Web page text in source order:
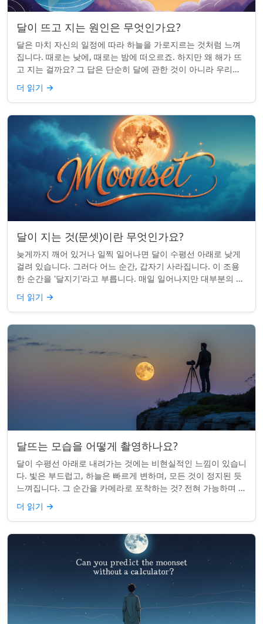
달이 뜨고 지는 원인은 무엇인가요?
달은 마치 자신의 일정에 따라 하늘을 가로지르는 것처럼 느껴
집니다. 때로는 낮에, 때로는 밤에 떠오르죠. 하지만 왜 해가 뜨
고 지는 걸까요? 그 답은 단순히 달에 관한 것이 아니라 우리에
관한 것입니다. 핵심 통찰:...
더 읽기 →
달이 지는 것(문셋)이란 무엇인가요?
늦게까지 깨어 있거나 일찍 일어나면 달이 수평선 아래로 낮게
걸려 있습니다. 그러다 어느 순간, 갑자기 사라집니다. 이 조용
한 순간을 '달지기'라고 부릅니다. 매일 일어나지만 대부분의 사
람들은 놓치곤 합니다. 핵심 ...
더 읽기 →
달뜨는 모습을 어떻게 촬영하나요?
달이 수평선 아래로 내려가는 것에는 비현실적인 느낌이 있습니
다. 빛은 부드럽고, 하늘은 빠르게 변하며, 모든 것이 정지된 듯
느껴집니다. 그 순간을 카메라로 포착하는 것? 전혀 가능하며 가
치가 있습니다. 간단한 팁:...
더 읽기 →